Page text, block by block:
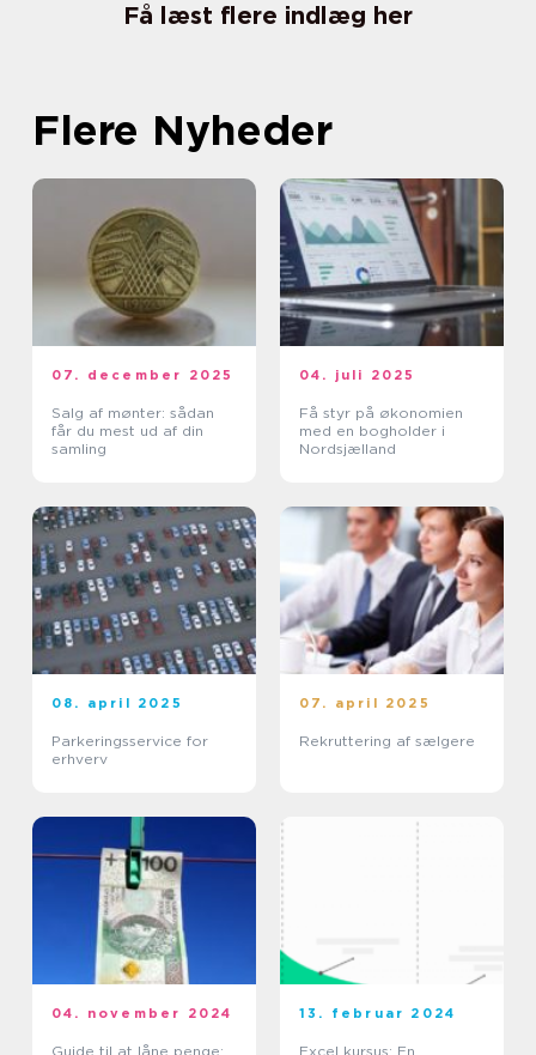
Få læst flere indlæg her
Flere Nyheder
07. december 2025
Salg af mønter: sådan
får du mest ud af din
samling
04. juli 2025
Få styr på økonomien
med en bogholder i
Nordsjælland
08. april 2025
Parkeringsservice for
erhverv
07. april 2025
Rekruttering af sælgere
04. november 2024
Guide til at låne penge:
13. februar 2024
Excel kursus: En